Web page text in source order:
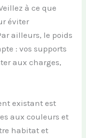
à ce que
éviter
ailleurs, le poids
: vos supports
aux charges,
existant est
aux couleurs et
habitat et